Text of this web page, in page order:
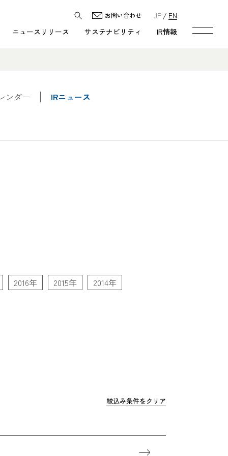
ニュースリリース サステナビリティ IR情報
お問い合わせ JP EN
ンダー IRニュース
2016年 2015年 2014年
絞込み条件をクリア